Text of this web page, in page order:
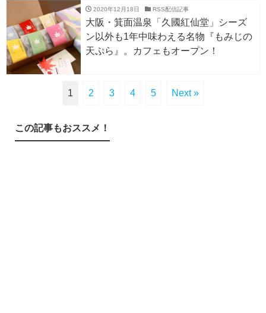
2020年12月18日 RSS配信記事
大阪・箕面温泉「久國紅仙堂」シーズ
ン以外も1年中味わえる名物『もみじの
天ぷら』。カフェもオープン！
1 2 3 4 5 Next »
この記事もおススメ！